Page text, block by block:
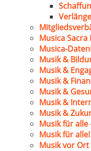
Musica
Musica-
Musik &
Musik &
Musik &
Musik &
Musik &
Musik &
Musik für
Musik für alle!
Musik vor